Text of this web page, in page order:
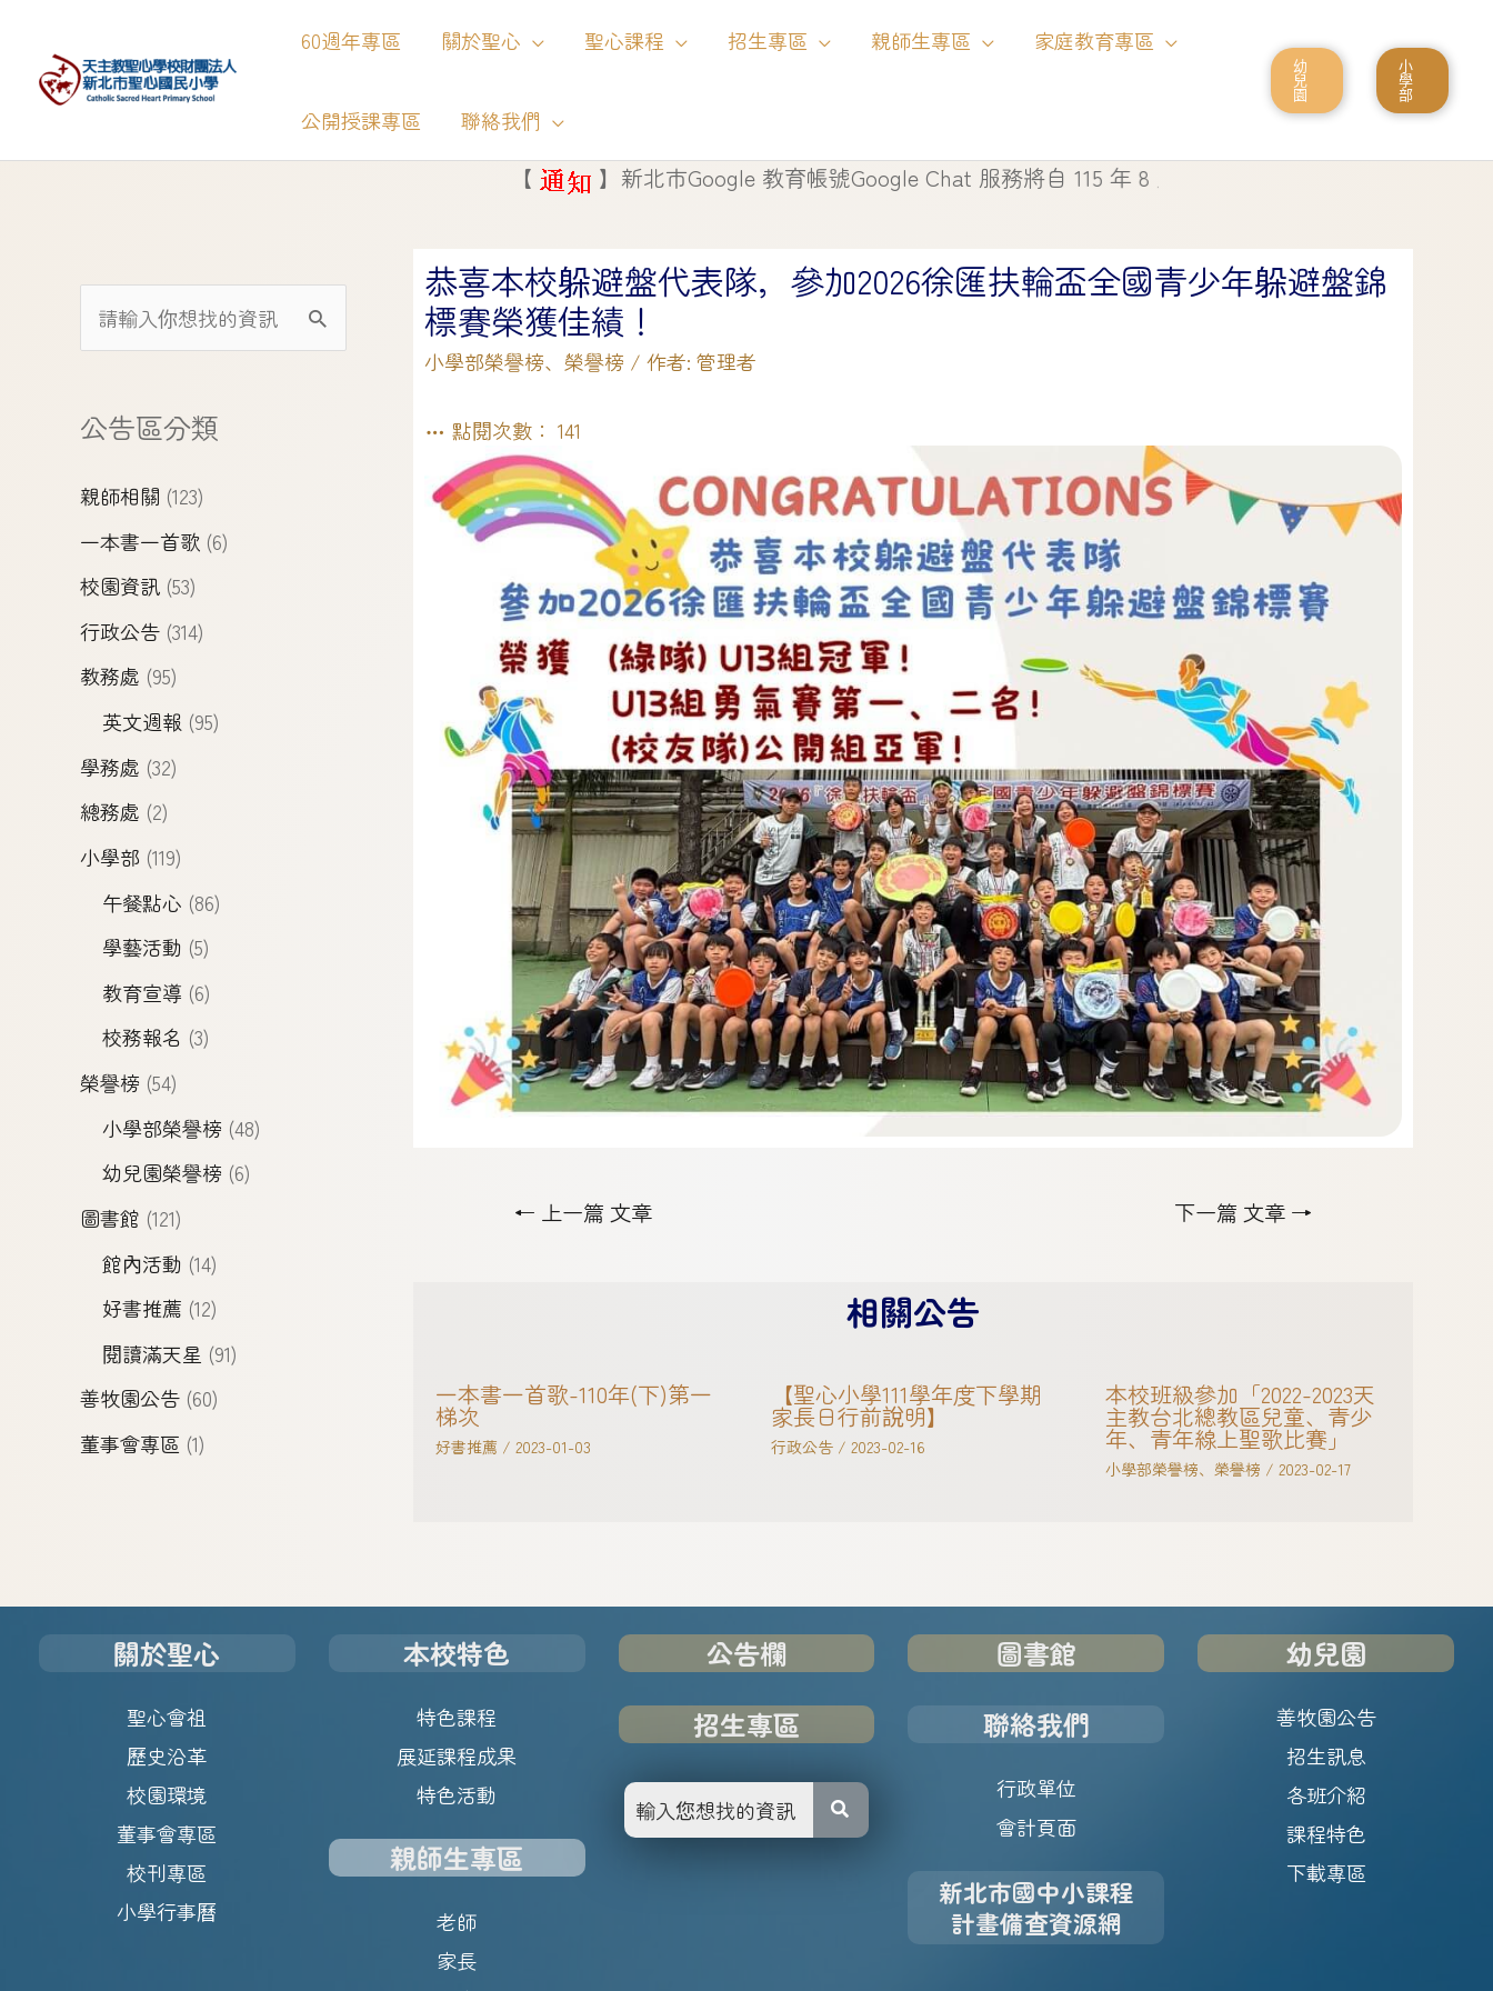
60週年專區 關於聖心 聖心課程 招生專區 親師生專區 家庭教育專區
公開授課專區 聯絡我們
幼
兒
園
小
學
部
】 新北市Google 教育帳號Google Chat 服務將自 115 年 8 月 1 日起停止使用
公告區分類
親師相關 (123)
一本書一首歌 (6)
校園資訊 (53)
行政公告 (314)
教務處 (95)
英文週報 (95)
學務處 (32)
總務處 (2)
小學部 (119)
午餐點心 (86)
學藝活動 (5)
教育宣導 (6)
校務報名 (3)
榮譽榜 (54)
小學部榮譽榜 (48)
幼兒園榮譽榜 (6)
圖書館 (121)
館內活動 (14)
好書推薦 (12)
閱讀滿天星 (91)
善牧園公告 (60)
董事會專區 (1)
恭喜本校躲避盤代表隊，參加2026徐匯扶輪盃全國青少年躲避盤錦
標賽榮獲佳績！
小學部榮譽榜、 榮譽榜 / 作者: 管理者
點閱次數： 141
← 上一篇 文章 下一篇 文章 →
相關公告
一本書一首歌-110年(下)第一
梯次
好書推薦 / 2023-01-03
【聖心小學111學年度下學期
家長日行前說明】
行政公告/ 2023-02-16
本校班級參加「2022-2023天
主教台北總教區兒童、青少
年、青年線上聖歌比賽」
小學部榮譽榜、 榮譽榜 /2023-02-17
關於聖心
聖心會祖
歷史沿革
校園環境
董事會專區
校刊專區
小學行事曆
本校特色
特色課程
展延課程成果
特色活動
親師生專區
老師
家長
公告欄
招生專區
圖書館
聯絡我們
行政單位
會計頁面
新北市國中小課程
計畫備查資源網
幼兒園
善牧園公告
招生訊息
各班介紹
課程特色
下載專區